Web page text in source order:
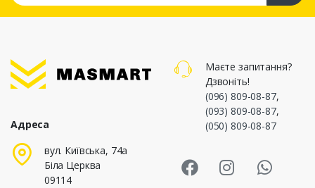
Адреса
вул. Київська, 74а
Біла Церква
09114
Маєте запитання?
Дзвоніть!
(096) 809-08-87,
(093) 809-08-87,
(050) 809-08-87